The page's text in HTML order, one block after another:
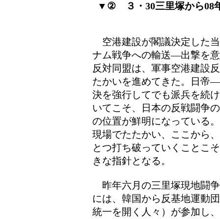
▼② ３・30三里塚から08
空港建設が閣議決定した
ナム戦争への輸送―出撃を
反対同盟は、軍事空港建設
たかいを進めてきた。日帝
決を強行してでも派兵を続
いてこそ、日本の反戦闘争
の位置が鮮明になっている
現場でたたかい、ここから
とつ打ち破っていくことこ
きな指針となる。
昨年六月の三里塚現地闘
には、韓国から反基地運動
統一を開く人々）が参加し